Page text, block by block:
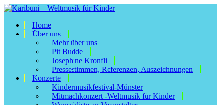
Home
Über uns
Mehr über uns
Pit Budde
Josephine Kronfli
Pressestimmen, Referenzen, Auszeichnungen
Konzerte
Kindermusikfestival-Münster
Mitmachkonzert -Weltmusik für Kinder